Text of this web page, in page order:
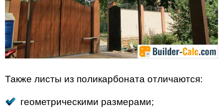
Также листы из поликарбоната отличаются:
геометрическими размерами;